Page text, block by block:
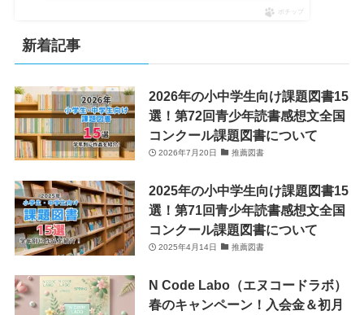
ポチップ
新着記事
2026年の小中学生向け課題図書15
選！第72回青少年読書感想文全国
コンクール課題図書について
2026年7月20日 推薦図書
2025年の小中学生向け課題図書15
選！第71回青少年読書感想文全国
コンクール課題図書について
2025年4月14日 推薦図書
N Code Labo（エヌコードラボ）
春のキャンペーン！入会金＆初月